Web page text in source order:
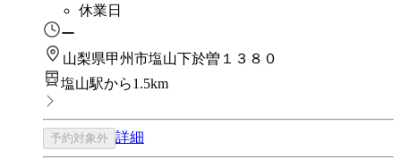
休業日
ー
山梨県甲州市塩山下於曽１３８０
塩山駅から1.5km
予約対象外 詳細